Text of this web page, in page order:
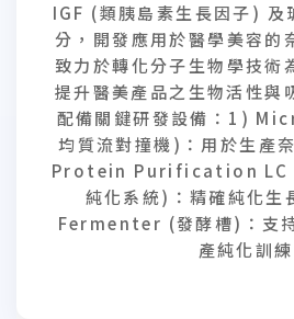
IGF (類胰島素生長因子) 及
分，開發應用於醫學美容的
致力於轉化分子生物學技術
提升醫美產品之生物活性與
配備關鍵研發設備：1)
均質流對撞機)：用於生產
Protein Purification LC
純化系統)：精確純化
Fermenter (發酵槽)：支
產純化訓練